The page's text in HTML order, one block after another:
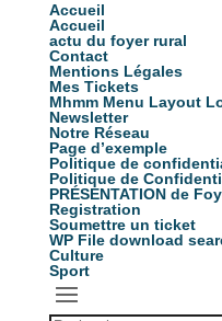
Accueil
Accueil
actu du foyer rural
Contact
Mentions Légales
Mes Tickets
Mhmm Menu Layout
Newsletter
Notre Réseau
Page d’exemple
Politique de
Politique de
PRÉSENTATION de
Registration
Soumettre un ticket
WP File download
Culture
Sport